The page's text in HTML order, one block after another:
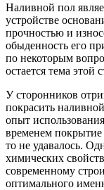
Наливной пол
устройстве
прочностью и
обыденность его
по некоторым
остается тема этой
У сторонников
покрасить
опыт
временем
то не удавалось.
химических
современному
оптимального